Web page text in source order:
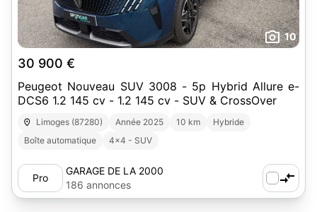
10
30 900 €
Peugeot Nouveau SUV 3008 - 5p Hybrid Allure e-
DCS6 1.2 145 cv - 1.2 145 cv - SUV & CrossOver
Limoges (87280) Année 2025 10 km
Hybride
Boîte automatique
4x4 - SUV
Pro
GARAGE DE LA 2000
186 annonces